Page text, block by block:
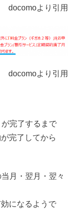
docomoより引用
docomoより引用
完了するまで
完了してから
月・翌月・翌々
になるようで